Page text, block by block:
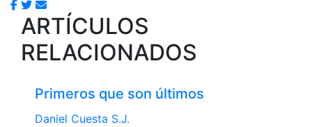
ARTÍCULOS
RELACIONADOS
Primeros que son últimos
Daniel Cuesta S.J.